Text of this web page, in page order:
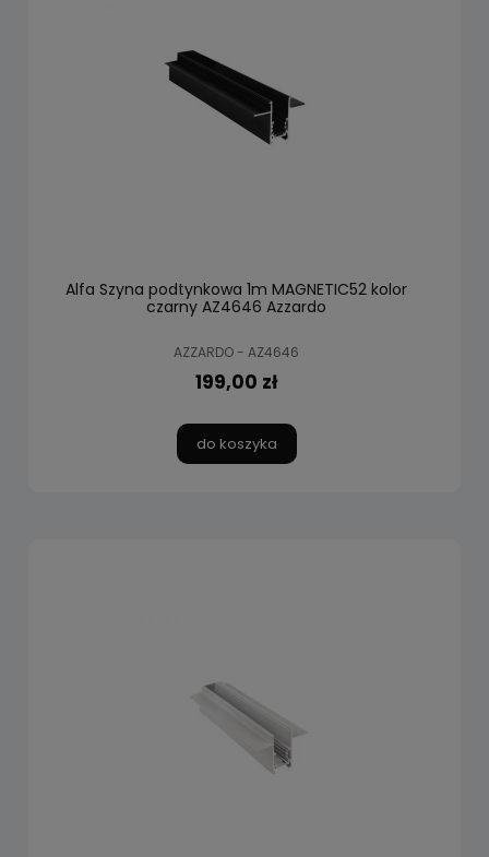
Alfa Szyna podtynkowa 1m MAGNETIC52 kolor
czarny AZ4646 Azzardo
AZZARDO - AZ4646
199,00 zł
do koszyka